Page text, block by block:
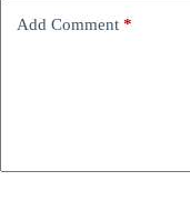
Add Comment *